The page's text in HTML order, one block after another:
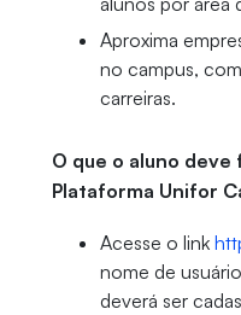
Aproxima
no campus,
carreiras.
O que o aluno deve
Plataforma Unifor
Acesse o link
nome de
deverá ser